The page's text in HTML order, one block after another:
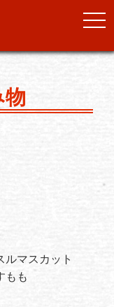
物
マスカット
もも